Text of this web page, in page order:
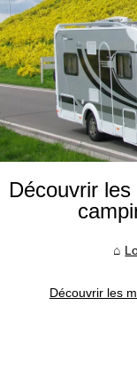
Découvrir
Découvrir les